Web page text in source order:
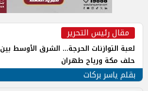
مقال رئيس التحرير
لعبة التوازنات الحرجة... الشرق الأوسط بين
حلف مكة ورياح طهران
بقلم ياسر بركات